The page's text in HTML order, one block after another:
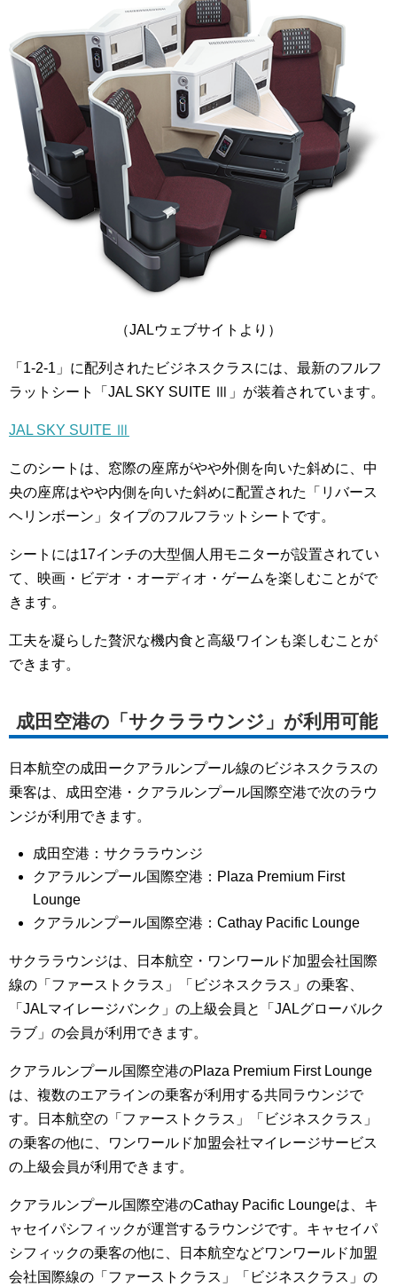
（JALウェブサイトより）
「1-2-1」に配列されたビジネスクラスには、最新のフルフ
ラットシート「JAL SKY SUITE Ⅲ」が装着されています。
JAL SKY SUITE Ⅲ
このシートは、窓際の座席がやや外側を向いた斜めに、中
央の座席はやや内側を向いた斜めに配置された「リバース
ヘリンボーン」タイプのフルフラットシートです。
シートには17インチの大型個人用モニターが設置されてい
て、映画・ビデオ・オーディオ・ゲームを楽しむことがで
きます。
工夫を凝らした贅沢な機内食と高級ワインも楽しむことが
できます。
成田空港の「サクララウンジ」が利用可能
日本航空の成田ークアラルンプール線のビジネスクラスの
乗客は、成田空港・クアラルンプール国際空港で次のラウ
ンジが利用できます。
成田空港：サクララウンジ
クアラルンプール国際空港：Plaza Premium First
Lounge
クアラルンプール国際空港：Cathay Pacific Lounge
サクララウンジは、日本航空・ワンワールド加盟会社国際
線の「ファーストクラス」「ビジネスクラス」の乗客、
「JALマイレージバンク」の上級会員と「JALグローバルク
ラブ」の会員が利用できます。
クアラルンプール国際空港のPlaza Premium First Lounge
は、複数のエアラインの乗客が利用する共同ラウンジで
す。日本航空の「ファーストクラス」「ビジネスクラス」
の乗客の他に、ワンワールド加盟会社マイレージサービス
の上級会員が利用できます。
クアラルンプール国際空港のCathay Pacific Loungeは、キ
ャセイパシフィックが運営するラウンジです。キャセイパ
シフィックの乗客の他に、日本航空などワンワールド加盟
会社国際線の「ファーストクラス」「ビジネスクラス」の